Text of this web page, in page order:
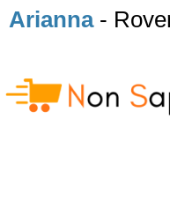
Arianna-